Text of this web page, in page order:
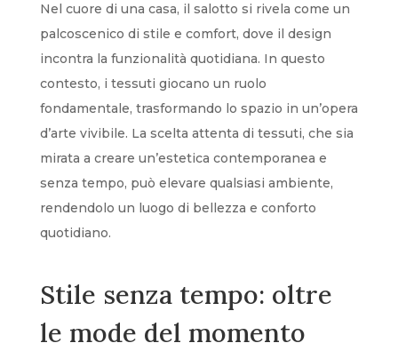
Nel cuore di una casa, il salotto si rivela come un
palcoscenico di stile e comfort, dove il design
incontra la funzionalità quotidiana. In questo
contesto, i tessuti giocano un ruolo
fondamentale, trasformando lo spazio in un’opera
d’arte vivibile. La scelta attenta di tessuti, che sia
mirata a creare un’estetica contemporanea e
senza tempo, può elevare qualsiasi ambiente,
rendendolo un luogo di bellezza e conforto
quotidiano.
Stile senza tempo: oltre
le mode del momento